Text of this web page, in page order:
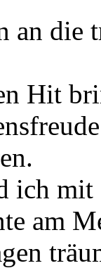
an die
Hit
ich
am